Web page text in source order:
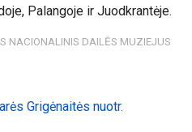
Palangoje ir Juodkrantėje.
NACIONALINIS DAILĖS MUZIEJUS